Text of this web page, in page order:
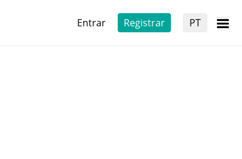
Entrar Registrar PT